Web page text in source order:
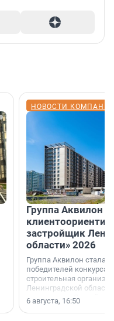
НОВОСТИ
Группа Аквилон
застройщик
области» 2026
Группа Аквилон стала
победителей конкурса
строительная
Ленинградской области
номинации «Самый
застройщик
6 августа, 16:50